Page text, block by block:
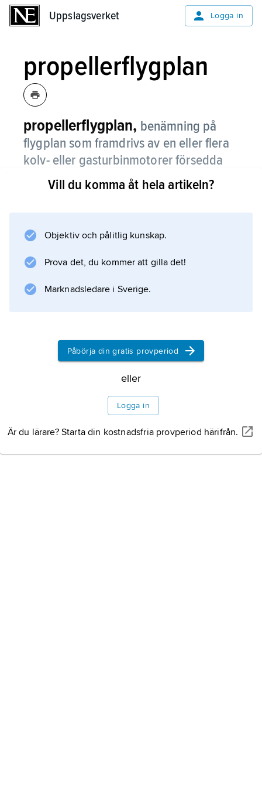
Uppslagsverket Logga in
propellerflygplan
propellerflygplan, benämning på
flygplan som framdrivs av en eller flera
kolv- eller gasturbinmotorer försedda
med dragande eller skjutande
propellrar.
är det amerikanska attackflygplanet Douglas
amerikanska frakt- och trafikflygplanet Curtiss
Commando. Båda dessa flygplanstyper har
använts i Sverige.
Information om artikeln
Vill du komma åt hela artikeln?
Objektiv och pålitlig kunskap.
Prova det, du kommer att gilla det!
Marknadsledare i Sverige.
Påbörja din gratis provperiod
eller
Logga in
Är du lärare? Starta din kostnadsfria provperiod härifrån.